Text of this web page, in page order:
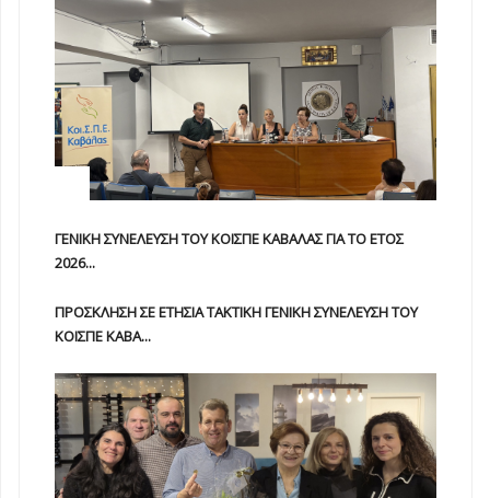
ΓΕΝΙΚΗ ΣΥΝΕΛΕΥΣΗ ΤΟΥ ΚΟΙΣΠΕ ΚΑΒΑΛΑΣ ΓΙΑ ΤΟ ΕΤΟΣ
2026...
ΠΡΟΣΚΛΗΣΗ ΣΕ ΕΤΗΣΙΑ TAKTIKH ΓΕΝΙΚΗ ΣΥΝΕΛΕΥΣΗ ΤΟΥ
ΚΟΙΣΠΕ ΚΑΒΑ...